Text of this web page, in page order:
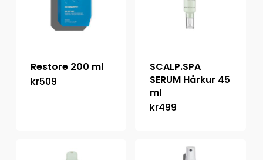
Restore 200 ml
kr509
SCALP.SPA
SERUM Hårkur 45
ml
kr499